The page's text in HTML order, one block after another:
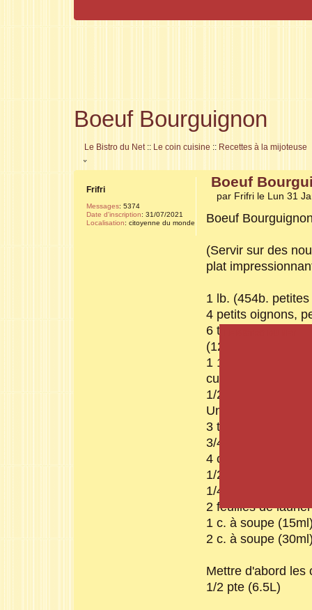
Boeuf Bourguignon
Le Bistro du Net:: Le coin cuisine :: Recettes à la mijoteuse
Boeuf
par Frifri le Lun 31
Boeuf
(Servir sur des
plat
1 lb. (454b.
4 petits oignons,
6 tranches de
(12mm)
1 1/2 lb. (680g.)
cubes
1/2 c. à thé (2ml)
Une pincée poivre
3 tasses (750ml)
3/4 tasse (175ml)
4 c. à thé (20ml)
1/2 tasse (125ml)
1/4 c. à thé (1ml)
2 feuilles de laurier
1 c. à soupe
2 c. à soupe
Mettre d'abord les
1/2 pte (6.5L)
Frifri
Messages: 5374
Date d'inscription: 31/07/2021
Localisation: citoyenne du monde